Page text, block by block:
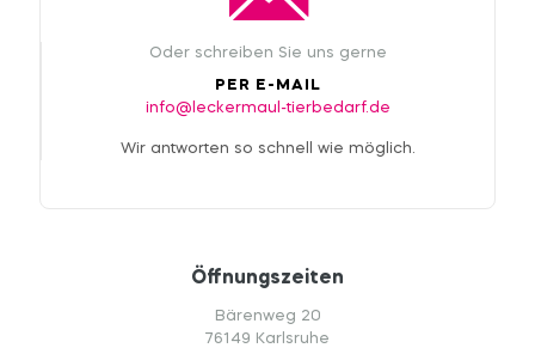
Oder schreiben Sie uns gerne
PER E-MAIL
info@leckermaul-tierbedarf.de
Wir antworten so schnell wie möglich.
Öffnungszeiten
Bärenweg 20
76149 Karlsruhe